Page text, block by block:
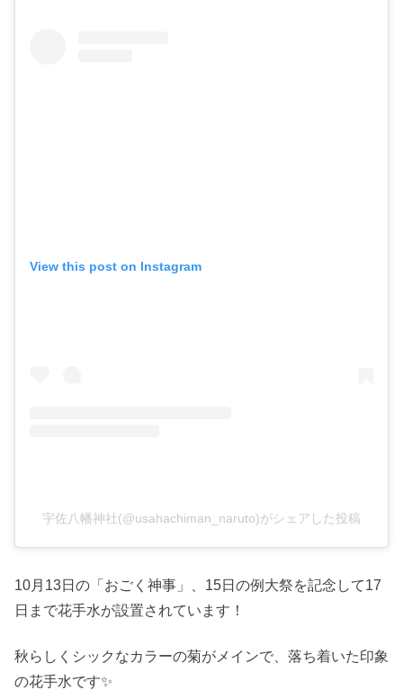
View this post on Instagram
宇佐八幡神社(@usahachiman_naruto)がシェアした投稿
10月13日の「おごく神事」、15日の例大祭を記念して17
日まで花手水が設置されています！
秋らしくシックなカラーの菊がメインで、落ち着いた印象
の花手水です✨